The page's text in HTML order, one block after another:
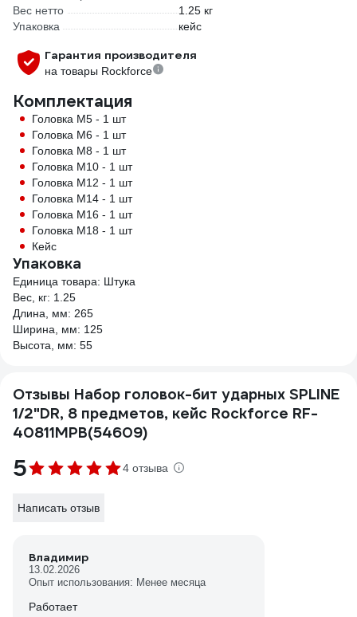
Вес нетто
1.25 кг
Упаковка
кейс
Гарантия производителя
на товары Rockforce
Комплектация
Головка M5 - 1 шт
Головка M6 - 1 шт
Головка M8 - 1 шт
Головка M10 - 1 шт
Головка M12 - 1 шт
Головка M14 - 1 шт
Головка M16 - 1 шт
Головка M18 - 1 шт
Кейс
Упаковка
Единица товара: Штука
Вес, кг: 1.25
Длина, мм: 265
Ширина, мм: 125
Высота, мм: 55
Отзывы Набор головок-бит ударных SPLINE
1/2"DR, 8 предметов, кейс Rockforce RF-
40811MPB(54609)
5 4 отзыва
Написать отзыв
Владимир
13.02.2026
Опыт использования: Менее месяца
Работает